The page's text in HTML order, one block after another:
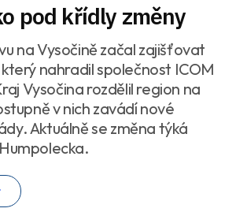
pod křídly změny
na Vysočině začal zajišťovat
nahradil společnost ICOM
Vysočina rozdělil region na
v nich zavádí nové
Aktuálně se změna týká